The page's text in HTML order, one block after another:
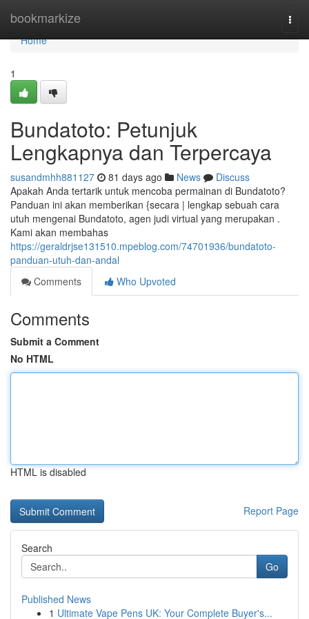
bookmarkize
Home
Home
1
Bundatoto: Petunjuk
Lengkapnya dan Terpercaya
susandmhh881127 81 days ago News
Discuss
Apakah Anda tertarik untuk mencoba permainan di Bundatoto?
Panduan ini akan memberikan {secara | lengkap sebuah cara
utuh mengenai Bundatoto, agen judi virtual yang merupakan .
Kami akan membahas
https://geraldrjse131510.mpeblog.com/74701936/bundatoto-
panduan-utuh-dan-andal
Comments
Who Upvoted
Comments
Submit a Comment
No HTML
HTML is disabled
Report Page
Search
Go
Published News
1 Ultimate Vape Pens UK: Your Complete Buyer's...